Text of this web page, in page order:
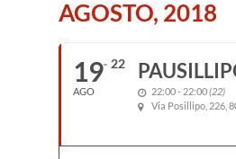
AGOSTO, 2018
19
AGO
22
22:00 - 22:00(22)
Via Posillipo, 226,